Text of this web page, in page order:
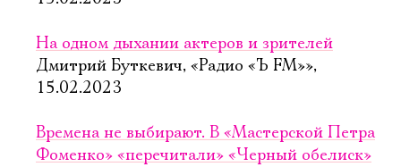
На одном дыхании актеров и зрителей
Дмитрий Буткевич, «Радио «Ъ FM»»,
15.02.2023
Времена не выбирают. В «Мастерской Петра
Фоменко» «перечитали» «Черный обелиск»